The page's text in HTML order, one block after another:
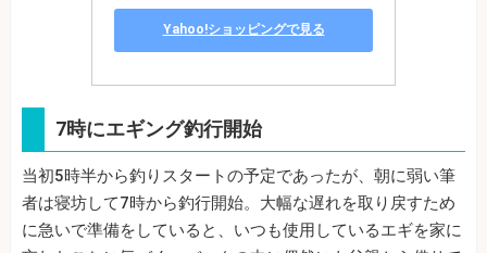
Yahoo!ショッピングで見る
7時にエギング釣行開始
当初5時半から釣りスタートの予定であったが、朝に弱い筆
者は寝坊して7時から釣行開始。大幅な遅れを取り戻すため
に急いで準備をしていると、いつも使用しているエギを家に